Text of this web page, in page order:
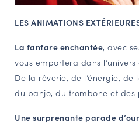
LES ANIMATIONS
La fanfare enchantée, avec
vous emportera dans
De la rêverie, de l’énergie,
du banjo, du trombone et des
Une surprenante parade